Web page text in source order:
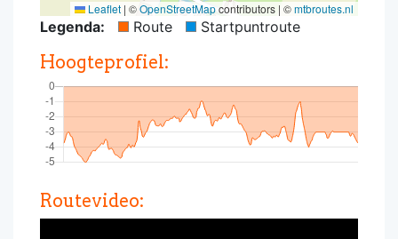
Leaflet | ©OpenStreetMapcontributors | ©mtbroutes.nl
Legenda: Route Startpuntroute
Hoogteprofiel:
Routevideo: